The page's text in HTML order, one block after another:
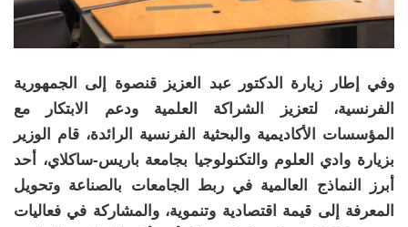
وفي إطار زيارة الدكتور عبد العزيز قنصوة إلى الجمهورية
الفرنسية، لتعزيز الشراكة العلمية ودعم الابتكار مع
المؤسسات الأكاديمية والبحثية الفرنسية الرائدة، قام الوزير
بزيارة وادي العلوم والتكنولوجيا بجامعة باريس-ساكلاي، أحد
أبرز النماذج العالمية في ربط الجامعات بالصناعة وتحويل
المعرفة إلى قيمة اقتصادية وتنموية، والمشاركة في فعاليات